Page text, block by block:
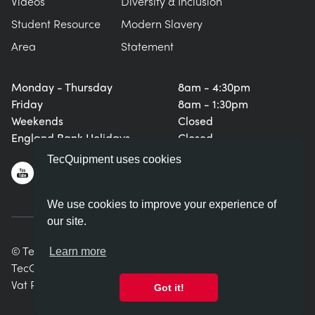
TecQuipment uses cookies
We use cookies to improve your experience of
our site.
Learn more
Got it!
Monday - Thursday
Friday
Weekends
England Bank Holidays
8am - 4:30pm
8am - 1:30pm
Closed
Closed
Student Resource
Area
Modern Slavery
Statement
© TecQuipment Ltd. All rights reserved.
TecQuipment Ltd is registered in England No. 06587107.
Vat Registration Number 935 2705 23